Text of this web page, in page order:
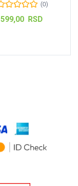
(0)
599,00 RSD